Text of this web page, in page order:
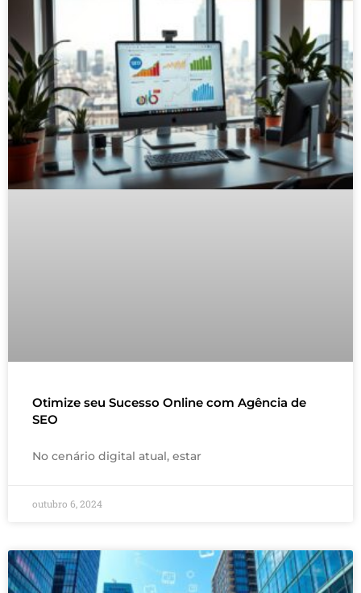
Otimize seu Sucesso Online com Agência de
SEO
No cenário digital atual, estar
outubro 6, 2024